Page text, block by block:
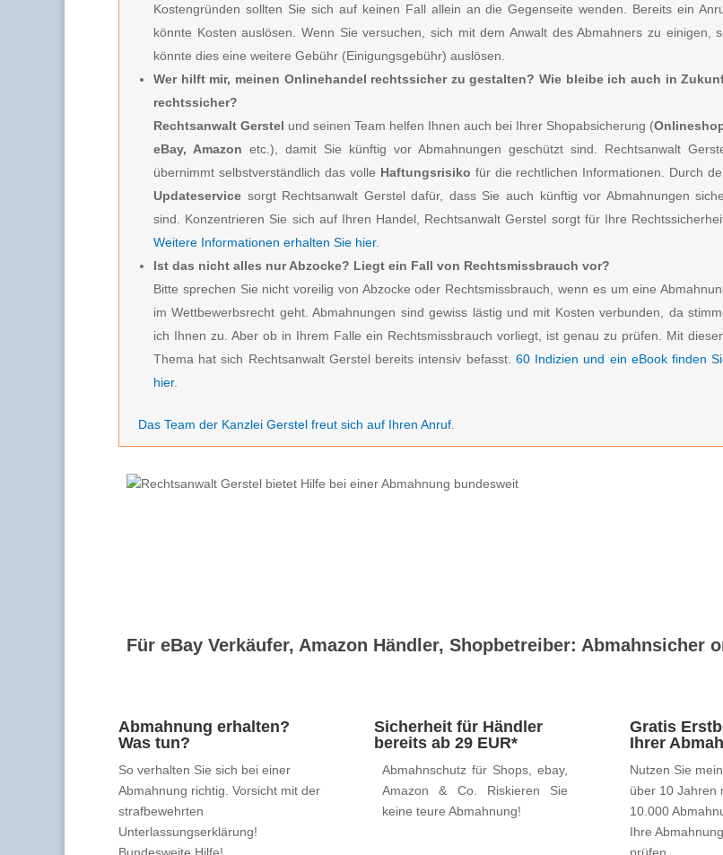
Kostengründen sollten Sie sich auf keinen Fall allein an die Gegenseite wenden. Bereits ein
könnte Kosten auslösen. Wenn Sie versuchen, sich mit dem Anwalt des Abmahners zu einigen,
könnte dies eine weitere Gebühr (Einigungsgebühr) auslösen.
Wer hilft mir, meinen Onlinehandel rechtssicher zu gestalten? Wie bleibe ich auch in
rechtssicher?
Rechtsanwalt Gerstel und seinen Team helfen Ihnen auch bei Ihrer Shopabsicherung (
eBay, Amazon etc.), damit Sie künftig vor Abmahnungen geschützt sind. Rechtsanwalt
übernimmt selbstverständlich das volle Haftungsrisiko für die rechtlichen Informationen. Durch
Updateservice sorgt Rechtsanwalt Gerstel dafür, dass Sie auch künftig vor Abmahnungen
sind. Konzentrieren Sie sich auf Ihren Handel, Rechtsanwalt Gerstel sorgt für Ihre
Weitere Informationen erhalten Sie hier.
Ist das nicht alles nur Abzocke? Liegt ein Fall von Rechtsmissbrauch vor?
Bitte sprechen Sie nicht voreilig von Abzocke oder Rechtsmissbrauch, wenn es um eine
im Wettbewerbsrecht geht. Abmahnungen sind gewiss lästig und mit Kosten verbunden, da
ich Ihnen zu. Aber ob in Ihrem Falle ein Rechtsmissbrauch vorliegt, ist genau zu prüfen. Mit
Thema hat sich Rechtsanwalt Gerstel bereits intensiv befasst. 60 Indizien und ein eBook finden
hier.
Das Team der Kanzlei Gerstel freut sich auf Ihren Anruf
Für eBay Verkäufer, Amazon Händler, Shopbetreiber: Abmahnsicher
Abmahnung erhalten?
Was tun?
So verhalten Sie sich bei einer
Abmahnung richtig. Vorsicht mit der
strafbewehrten
Unterlassungserklärung!
Bundesweite Hilfe!
Sicherheit für Händler
bereits ab 29 EUR*
Abmahnschutz für Shops, ebay,
Amazon & Co. Riskieren Sie
keine teure Abmahnung!
Gratis
Ihrer
Nutzen Sie
über 10 Jahren
10.000
Ihre
prüfen.